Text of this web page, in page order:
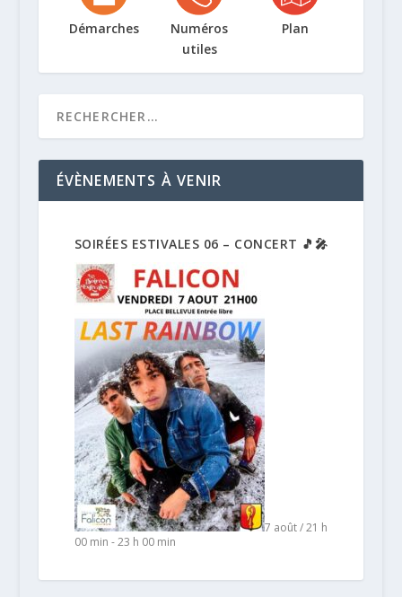
Démarches
Numéros
utiles
Plan
ÉVÈNEMENTS À VENIR
SOIRÉES ESTIVALES 06 – CONCERT 🎵🎤
7 août / 21 h
00 min -23 h 00 min